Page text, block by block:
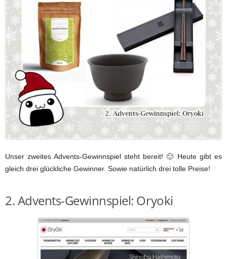
Unser zweites Advents-Gewinnspiel steht bereit! 🙂 Heute gibt es
gleich drei glückliche Gewinner. Sowie natürlich drei tolle Preise!
2. Advents-Gewinnspiel: Oryoki